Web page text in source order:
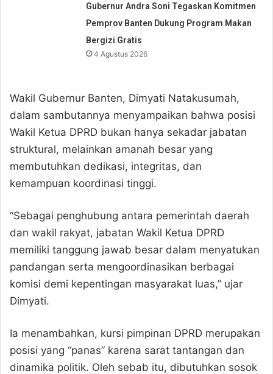
Gubernur Andra Soni Tegaskan Komitmen
Pemprov Banten Dukung Program Makan
Bergizi Gratis
4 Agustus 2026
Wakil Gubernur Banten, Dimyati Natakusumah,
dalam sambutannya menyampaikan bahwa posisi
Wakil Ketua DPRD bukan hanya sekadar jabatan
struktural, melainkan amanah besar yang
membutuhkan dedikasi, integritas, dan
kemampuan koordinasi tinggi.
“Sebagai penghubung antara pemerintah daerah
dan wakil rakyat, jabatan Wakil Ketua DPRD
memiliki tanggung jawab besar dalam menyatukan
pandangan serta mengoordinasikan berbagai
komisi demi kepentingan masyarakat luas,” ujar
Dimyati.
Ia menambahkan, kursi pimpinan DPRD merupakan
posisi yang “panas” karena sarat tantangan dan
dinamika politik. Oleh sebab itu, dibutuhkan sosok